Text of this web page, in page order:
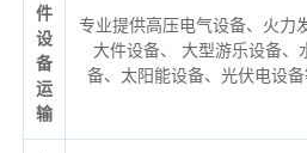
件
设
备
运
输
专业提供高压电气设备、火力
大件设备、 大型游乐设备、
备、太阳能设备、光伏电设